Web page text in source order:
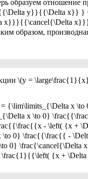
образуем отношение
y}}{{\Delta x}} }
x}}}{{\cancel{\Delta
образом,
\(y =
{\lim\limits_{\Delta x
x \to 0}
- \left( {x +
0} \frac{{\frac{{ -
0} \frac{\cancel{\Delta
{x +